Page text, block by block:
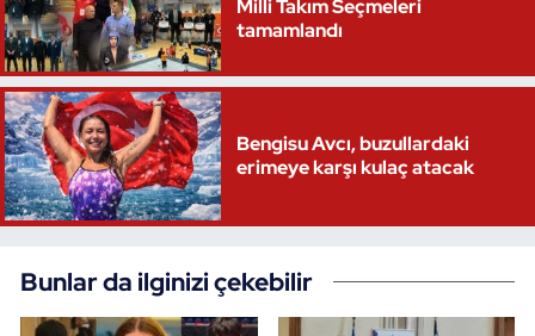
Milli Takım Seçmeleri
tamamlandı
Bengisu Avcı, buzullardaki
erimeye karşı kulaç atacak
Bunlar da ilginizi çekebilir
Yelken
Yüzme